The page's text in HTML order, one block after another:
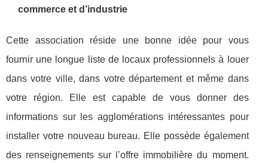
commerce et d’industrie
Cette association réside une bonne idée pour vous
fournir une longue liste de locaux professionnels à louer
dans votre ville, dans votre département et même dans
votre région. Elle est capable de vous donner des
informations sur les agglomérations intéressantes pour
installer votre nouveau bureau. Elle possède également
des renseignements sur l’offre immobilière du moment.